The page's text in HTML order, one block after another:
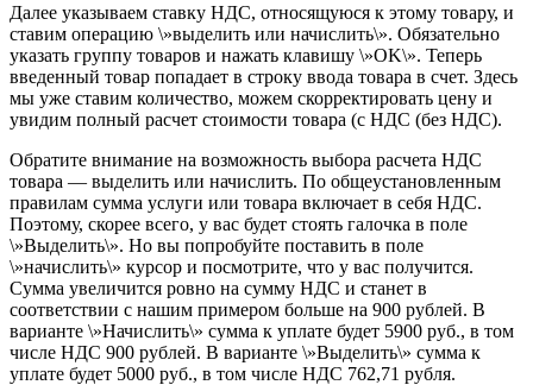
Далее указываем ставку НДС, относящуюся к этому товару, и
ставим операцию \»выделить или начислить\». Обязательно
указать группу товаров и нажать клавишу \»OK\». Теперь
введенный товар попадает в строку ввода товара в счет. Здесь
мы уже ставим количество, можем скорректировать цену и
увидим полный расчет стоимости товара (с НДС (без НДС).
Обратите внимание на возможность выбора расчета НДС
товара — выделить или начислить. По общеустановленным
правилам сумма услуги или товара включает в себя НДС.
Поэтому, скорее всего, у вас будет стоять галочка в поле
\»Выделить\». Но вы попробуйте поставить в поле
\»начислить\» курсор и посмотрите, что у вас получится.
Сумма увеличится ровно на сумму НДС и станет в
соответствии с нашим примером больше на 900 рублей. В
варианте \»Начислить\» сумма к уплате будет 5900 руб., в том
числе НДС 900 рублей. В варианте \»Выделить\» сумма к
уплате будет 5000 руб., в том числе НДС 762,71 рубля.